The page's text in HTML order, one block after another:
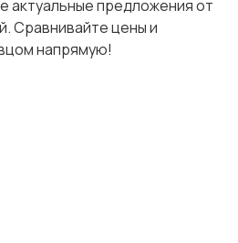
актуальные предложения от
Сравнивайте цены и
напрямую!